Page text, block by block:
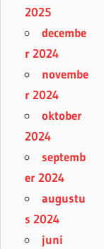
2025
decembe
r 2024
novembe
r 2024
oktober
2024
septemb
er 2024
augustu
s 2024
juni